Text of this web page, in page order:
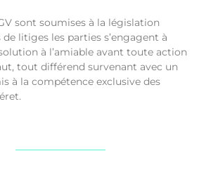
sont soumises à la législation
de litiges les parties s’engagent à
à l’amiable avant toute action
tout différend survenant avec un
à la compétence exclusive des